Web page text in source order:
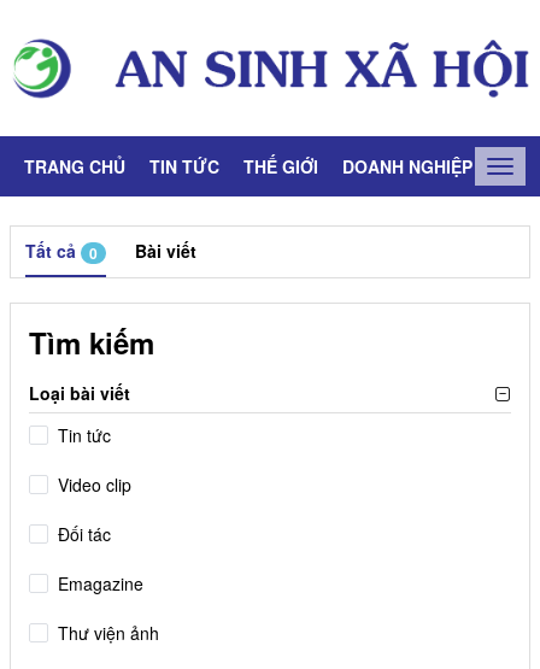
TRANG CHỦ TIN TỨC THẾ GIỚI DOANH NGHIỆP LAO
Tất cả 0 Bài viết
Tìm kiếm
Loại bài viết
Tin tức
Video clip
Đối tác
Emagazine
Thư viện ảnh